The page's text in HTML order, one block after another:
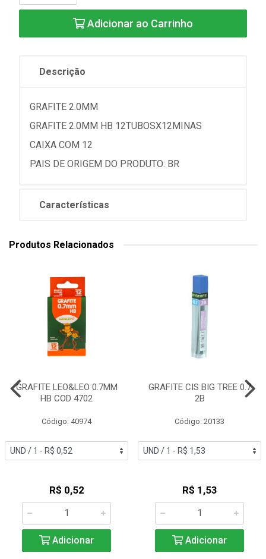
Adicionar ao Carrinho
Descrição
GRAFITE 2.0MM
GRAFITE 2.0MM HB 12TUBOSX12MINAS
CAIXA COM 12
PAIS DE ORIGEM DO PRODUTO: BR
Características
Produtos Relacionados
GRAFITE LEO&LEO 0.7MM
HB COD 4702
Código: 40974
R$ 0,52
Adicionar
GRAFITE CIS BIG TREE 0.7
2B
Código: 20133
R$ 1,53
Adicionar